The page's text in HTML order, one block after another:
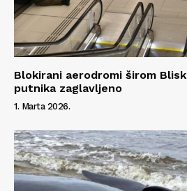
Blokirani aerodromi širom
putnika zaglavljeno
1. Marta 2026.